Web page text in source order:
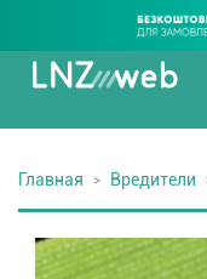
Главная Вредители